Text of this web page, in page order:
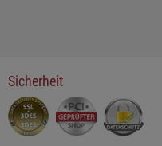
Sicherheit